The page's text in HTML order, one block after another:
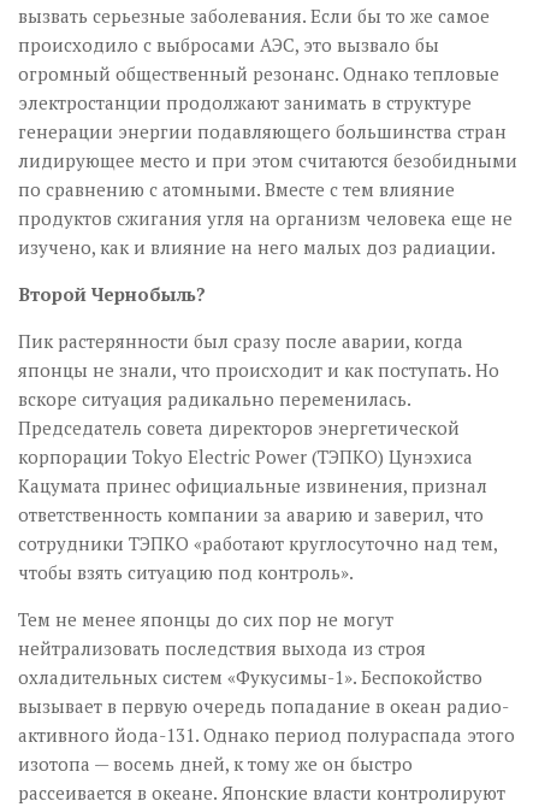
вызвать серьезные заболевания. Если бы то же самое
происходило с выбросами АЭС, это вызвало бы
огромный общественный резонанс. Однако тепловые
электростанции продолжают занимать в структуре
генерации энергии подавляющего большинства стран
лидирующее место и при этом считаются безобидными
по сравнению с атомными. Вместе с тем влияние
продуктов сжигания угля на организм человека еще не
изучено, как и влияние на него малых доз радиации.
Второй Чернобыль?
Пик растерянности был сразу после аварии, когда
японцы не знали, что происходит и как поступать. Но
вскоре ситуация радикально переменилась.
Председатель совета директоров энергетической
корпорации Tokyo Electric Power (ТЭПКО) Цунэхиса
Кацумата принес официальные извинения, признал
ответственность компании за аварию и заверил, что
сотрудники ТЭПКО «работают круглосуточно над тем,
чтобы взять ситуацию под контроль».
Тем не менее японцы до сих пор не могут
нейтрализовать последствия выхода из строя
охладительных систем «Фукусимы-1». Беспокойство
вызывает в первую очередь попадание в океан радио­
активного йода-131. Однако период полураспада этого
изотопа — восемь дней, к тому же он быстро
рассеивается в океане. Японские власти контролируют